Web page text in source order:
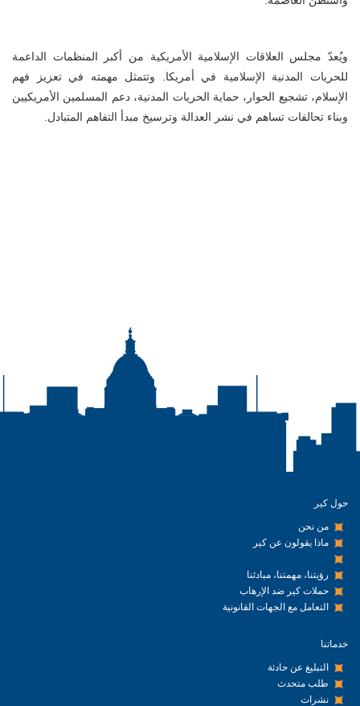
ويُعدّ مجلس العلاقات الإسلامية الأمريكية من أكبر المنظمات الداعمة
للحريات المدنية الإسلامية في أمريكا. وتتمثل مهمته في تعزيز فهم
الإسلام، تشجيع الحوار، حماية الحريات المدنية، دعم المسلمين الأمريكيين
وبناء تحالفات تساهم في نشر العدالة وترسيخ مبدأ التفاهم المتبادل.
حول كير
من نحن
ماذا يقولون عن كير
رؤيتنا، مهمتنا، مبادئنا
حملات كير ضد الإرهاب
التعامل مع الجهات القانونية
خدماتنا
التبليغ عن حادثة
طلب متحدث
نشرات